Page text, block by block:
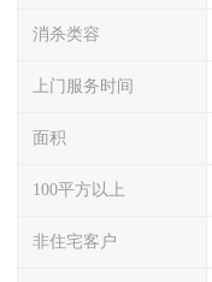
消杀类容
上门服务时间
面积
100平方以上
非住宅客户